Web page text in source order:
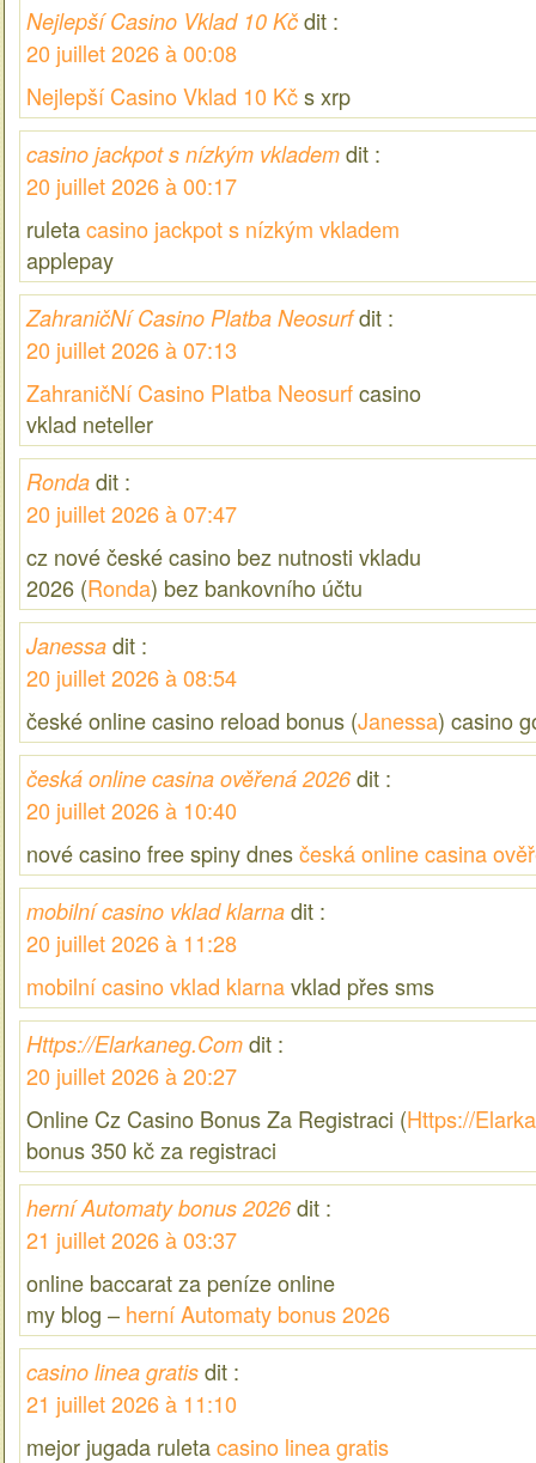
Nejlepší Casino Vklad 10 Kč dit :
20 juillet 2026 à 00:08
Nejlepší Casino Vklad 10 Kčs xrp
casino jackpot s nízkým vkladem dit :
20 juillet 2026 à 00:17
ruletacasino jackpot s nízkým vkladem
applepay
ZahraničNí Casino Platba Neosurf dit :
20 juillet 2026 à 07:13
ZahraničNí Casino Platba Neosurfcasino
vklad neteller
Ronda dit :
20 juillet 2026 à 07:47
cz nové české casino bez nutnosti vkladu
2026 (Ronda) bez bankovního účtu
Janessa dit :
20 juillet 2026 à 08:54
české online casino reload bonus (Janessa) casino
česká online casina ověřená 2026 dit :
20 juillet 2026 à 10:40
nové casino free spiny dnesčeská online casina
mobilní casino vklad klarna dit :
20 juillet 2026 à 11:28
mobilní casino vklad klarnavklad přes sms
Https://Elarkaneg.Com dit :
20 juillet 2026 à 20:27
Online Cz Casino Bonus Za Registraci (Https://
bonus 350 kč za registraci
herní Automaty bonus 2026 dit :
21 juillet 2026 à 03:37
online baccarat za peníze online
my blog – herní Automaty bonus 2026
casino linea gratis dit :
21 juillet 2026 à 11:10
mejor jugada ruletacasino linea gratis